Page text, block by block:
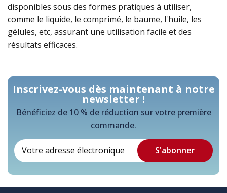
disponibles sous des formes pratiques à utiliser,
comme le liquide, le comprimé, le baume, l'huile, les
gélules, etc, assurant une utilisation facile et des
résultats efficaces.
Inscrivez-vous dès maintenant à notre
newsletter !
Bénéficiez de 10 % de réduction sur votre première
commande.